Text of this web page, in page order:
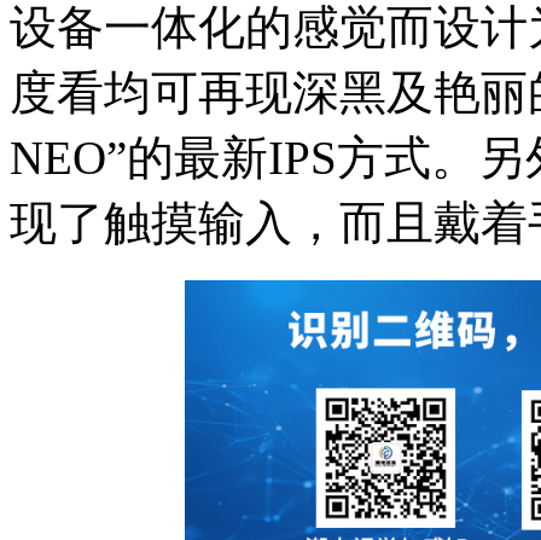
设备一体化的感觉而设
度看均可再现深黑及艳
NEO”的最新IPS方式。
现了触摸输入，而且戴